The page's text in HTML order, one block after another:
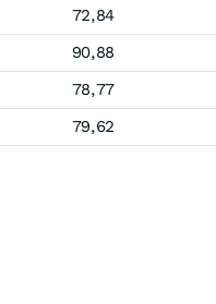
72,84
90,88
78,77
79,62